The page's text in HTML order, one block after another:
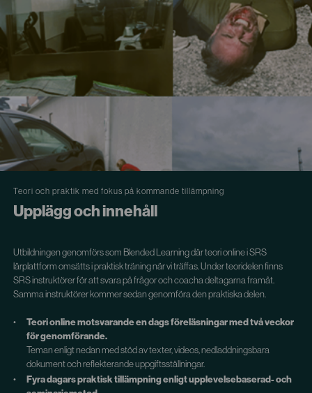
Teori och praktik med fokus på kommande tillämpning
Upplägg och innehåll
Utbildningen genomförs som Blended Learning där teori online i SRS
lärplattform omsätts i praktisk träning när vi träffas. Under teoridelen finns
SRS instruktörer för att svara på frågor och coacha deltagarna framåt.
Samma instruktörer kommer sedan genomföra den praktiska delen.
Teori online motsvarande en dags föreläsningar med två veckor
för genomförande.
Teman enligt nedan med stöd av texter, videos, nedladdningsbara
dokument och reflekterande uppgiftsställningar.
Fyra dagars praktisk tillämpning enligt upplevelsebaserad- och